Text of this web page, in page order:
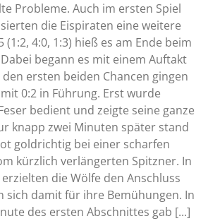
Probleme. Auch im ersten Spiel
die Eispiraten eine weitere
(1:2, 4:0, 1:3) hieß es am Ende beim
begann es mit einem Auftakt
ersten beiden Chancen gingen
0:2 in Führung. Erst wurde
bedient und zeigte seine ganze
knapp zwei Minuten später stand
goldrichtig bei einer scharfen
kürzlich verlängerten Spitzner. In
die Wölfe den Anschluss
sich damit für ihre Bemühungen. In
des ersten Abschnittes gab [...]